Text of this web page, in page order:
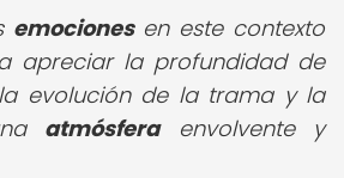
emocionesen este contexto
apreciar la profundidad de
evolución de la trama y la
atmósferaenvolvente y